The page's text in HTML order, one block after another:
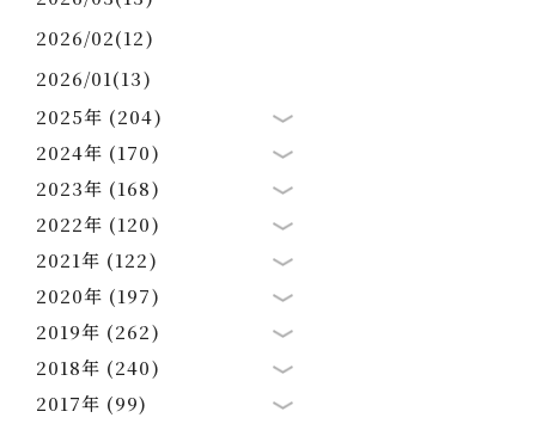
2026/02(12)
2026/01(13)
2025年 (204)
2024年 (170)
2023年 (168)
2022年 (120)
2021年 (122)
2020年 (197)
2019年 (262)
2018年 (240)
2017年 (99)